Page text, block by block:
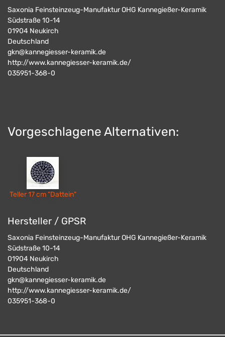
Saxonia Feinsteinzeug-Manufaktur OHG Kannegießer-Keramik
Südstraße 10-14
01904 Neukirch
Deutschland
gkn@kannegiesser-keramik.de
http://www.kannegiesser-keramik.de/
035951-368-0
Vorgeschlagene Alternativen:
Teller 17 cm "Dattein"
Hersteller / GPSR
Saxonia Feinsteinzeug-Manufaktur OHG Kannegießer-Keramik
Südstraße 10-14
01904 Neukirch
Deutschland
gkn@kannegiesser-keramik.de
http://www.kannegiesser-keramik.de/
035951-368-0